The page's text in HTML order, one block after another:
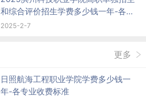
和综合评价招生学费多少钱一年-各专
业收费标准
2025-2-7
更多
日照航海工程职业学院学费多少钱一
年-各专业收费标准